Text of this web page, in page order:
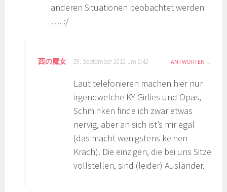
anderen Situationen beobachtet werden
…. :/
西の魔女 29. September 2012 um 6:42 ANTWORTEN
Laut telefonieren machen hier nur
irgendwelche KY Girlies und Opas,
Schminken finde ich zwar etwas
nervig, aber an sich ist’s mir egal
(das macht wenigstens keinen
Krach). Die einzigen, die bei uns Sitze
vollstellen, sind (leider) Ausländer.